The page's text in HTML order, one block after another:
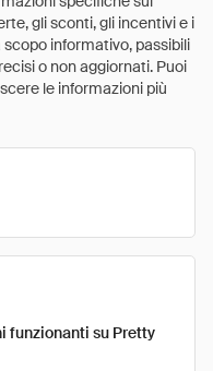
gli sconti, gli incentivi e i
informativo, passibili
o non aggiornati. Puoi
le informazioni più
funzionanti su Pretty